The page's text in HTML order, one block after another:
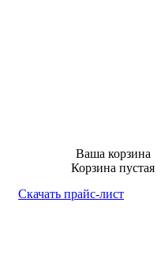
Ваша корзина
Корзина пустая
Скачать прайс-лист